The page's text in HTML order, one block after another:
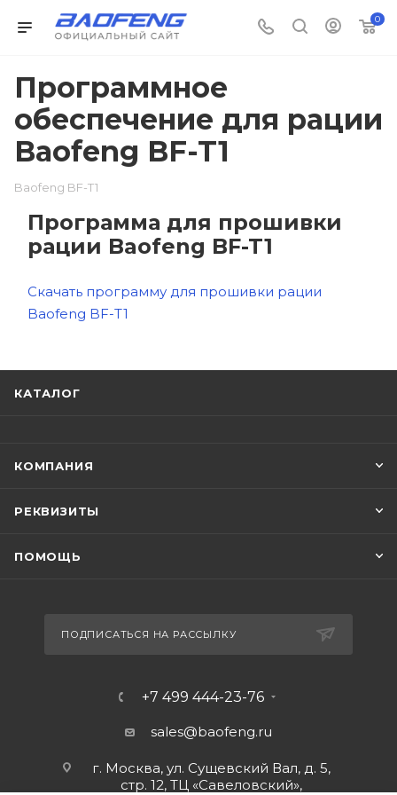
0
Программное
обеспечение для рации
Baofeng BF-T1
Baofeng BF-T1
Программа для прошивки
рации Baofeng BF-T1
Скачать программу для прошивки рации
Baofeng BF-T1
КАТАЛОГ
КОМПАНИЯ
РЕКВИЗИТЫ
ПОМОЩЬ
ПОДПИСАТЬСЯ НА РАССЫЛКУ
+7 499 444-23-76
sales@baofeng.ru
г. Москва, ул. Сущевский Вал, д. 5,
стр. 12, ТЦ «Савеловский»,